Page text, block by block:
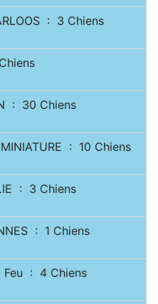
: 3 Chiens
: 30 Chiens
MINIATURE : 10 Chiens
: 3 Chiens
: 1 Chiens
Feu : 4 Chiens